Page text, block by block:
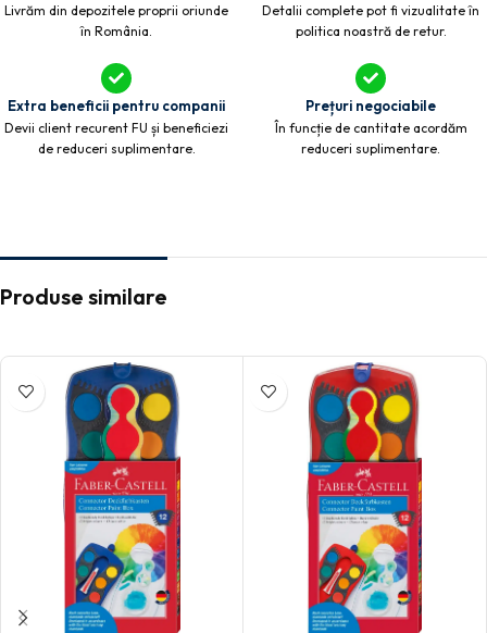
Livrăm din depozitele proprii oriunde
în România.
Detalii complete pot fi vizualitate în
politica noastră de retur.
Extra beneficii pentru companii
Devii client recurent FU și beneficiezi
de reduceri suplimentare.
Prețuri negociabile
În funcție de cantitate acordăm
reduceri suplimentare.
Produse similare